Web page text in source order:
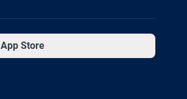
App Store